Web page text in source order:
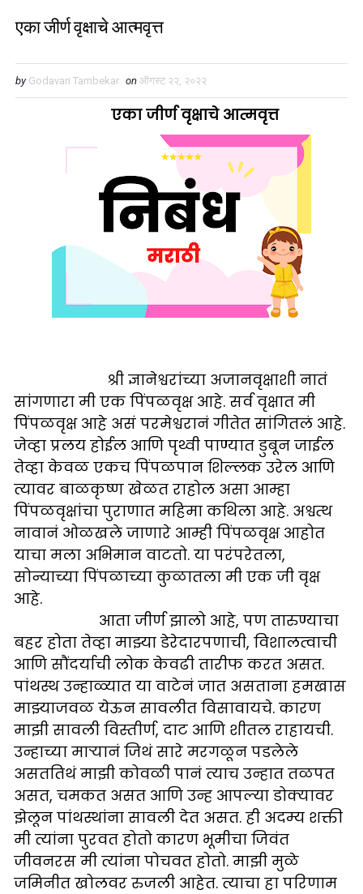
एका जीर्ण वृक्षाचे आत्मवृत्त
by Godavari Tambekar on ऑगस्ट २२, २०२२
एका जीर्ण वृक्षाचे आत्मवृत्त
श्री ज्ञानेश्वरांच्या अजानवृक्षाशी नातं
सांगणारा मी एक पिंपळवृक्ष आहे. सर्व वृक्षात मी
पिंपळवृक्ष आहे असं परमेश्वरानं गीतेत सांगितलं आहे.
जेव्हा प्रलय होईल आणि पृथ्वी पाण्यात डुबून जाईल
तेव्हा केवळ एकच पिंपळपान शिल्लक उरेल आणि
त्यावर बाळकृष्ण खेळत राहोल असा आम्हा
पिंपळवृक्षांचा पुराणात महिमा कथिला आहे. अश्वत्थ
नावानं ओळखले जाणारे आम्ही पिंपळवृक्ष आहोत
याचा मला अभिमान वाटतो. या परंपरेतला,
सोन्याच्या पिंपळाच्या कुळातला मी एक जी वृक्ष
आहे.
आता जीर्ण झालो आहे, पण तारुण्याचा
बहर होता तेव्हा माझ्या डेरेदारपणाची, विशालत्वाची
आणि सौंदर्याची लोक केवढी तारीफ करत असत.
पांथस्थ उन्हाळ्यात या वाटेनं जात असताना हमखास
माझ्याजवळ येऊन सावलीत विसावायचे. कारण
माझी सावली विस्तीर्ण, दाट आणि शीतल राहायची.
उन्हाच्या माऱ्यानं जिथं सारे मरगळून पडलेले
असततिथं माझी कोवळी पानं त्याच उन्हात तळपत
असत, चमकत असत आणि उन्ह आपल्या डोक्यावर
झेलून पांथस्थांना सावली देत असत. ही अदम्य शक्ती
मी त्यांना पुरवत होतो कारण भूमीचा जिवंत
जीवनरस मी त्यांना पोचवत होतो. माझी मुळे
जमिनीत खोलवर रुजली आहेत. त्याचा हा परिणाम